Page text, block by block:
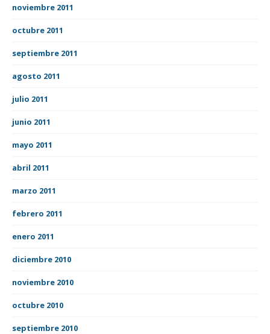
noviembre 2011
octubre 2011
septiembre 2011
agosto 2011
julio 2011
junio 2011
mayo 2011
abril 2011
marzo 2011
febrero 2011
enero 2011
diciembre 2010
noviembre 2010
octubre 2010
septiembre 2010